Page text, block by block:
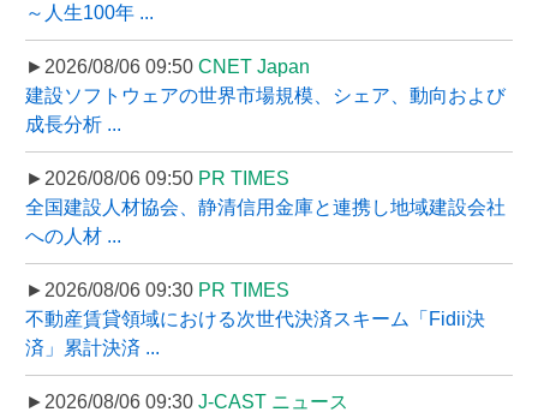
～人生100年 ...
►2026/08/06 09:50 CNET Japan
建設ソフトウェアの世界市場規模、シェア、動向および
成長分析 ...
►2026/08/06 09:50 PR TIMES
全国建設人材協会、静清信用金庫と連携し地域建設会社
への人材 ...
►2026/08/06 09:30 PR TIMES
不動産賃貸領域における次世代決済スキーム「Fidii決
済」累計決済 ...
►2026/08/06 09:30 J-CAST ニュース